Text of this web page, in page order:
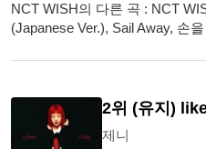
NCT WISH의 다른 곡 : NCT
(Japanese Ver.), Sail Away, 손
2위 (유지)
제니